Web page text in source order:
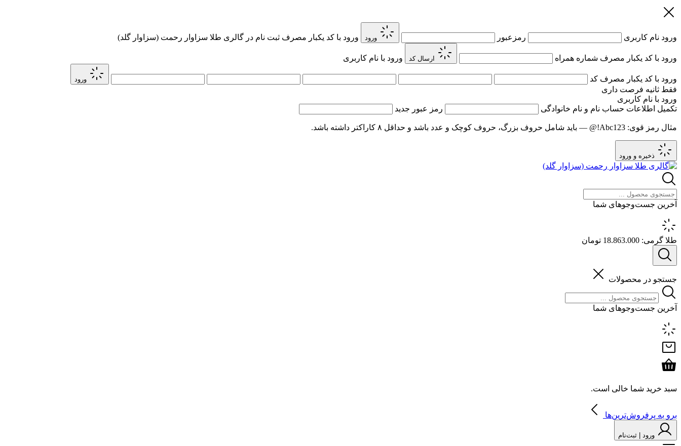
ورود نام کاربری رمزعبور ورود ورود با کد یکبار مصرف ثبت نام در گالری طلا سزاوار رحمت (سزاوار گلد)
ورود با کد یکبار مصرف شماره همراه ارسال کد ورود با نام کاربری
ورود با کد یکبار مصرف کد ورود
فقط ثانیه فرصت داری
ورود با نام کاربری
تکمیل اطلاعات حساب نام و نام خانوادگی رمز عبور جدید
مثال رمز قوی: Abc123!@ — باید شامل حروف بزرگ، حروف کوچک و عدد باشد و حداقل ۸ کاراکتر داشته باشد.
ذخیره و ورود
آخرین جست‌وجوهای شما
طلا گرمی: 18.863.000 تومان
جستجو در محصولات
آخرین جست‌وجوهای شما
سبد خرید شما خالی است.
برو به پرفروش‌ترین‌ها
ورود | ثبت‌نام